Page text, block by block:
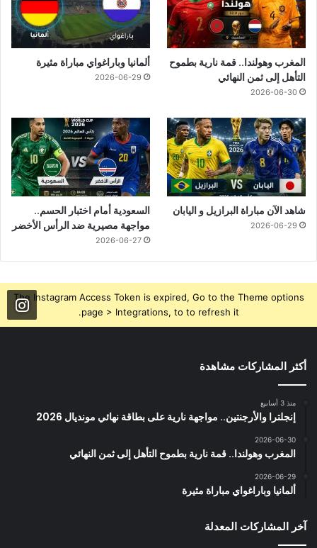
المغرب وهولندا.. قمة نارية بطموح
التأهل إلى ثمن النهائي
2026-06-30
ألمانيا وباراغواي مباراة مثيرة
2026-06-29
شاهد الآن مباراة البرازيل و اليابان
2026-06-29
السعودية أمام اختبار الحسم..
مواجهة مصيرية ضد الرأس الأخضر
2026-06-27
The Instagram Access Token is expired, Go to the Theme options
page > Integrations, to to refresh it.
أكثر المشاركات مشاهدة
منذ 3 أسابيع
إنجلترا والأرجنتين.. مواجهة نارية على بطاقة نهائي مونديال 2026
2026-06-30
المغرب وهولندا.. قمة نارية بطموح التأهل إلى ثمن النهائي
2026-06-29
ألمانيا وباراغواي مباراة مثيرة
آخر المشاركات المعدلة